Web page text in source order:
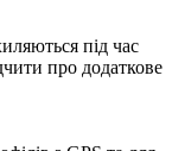
під час
про додаткове